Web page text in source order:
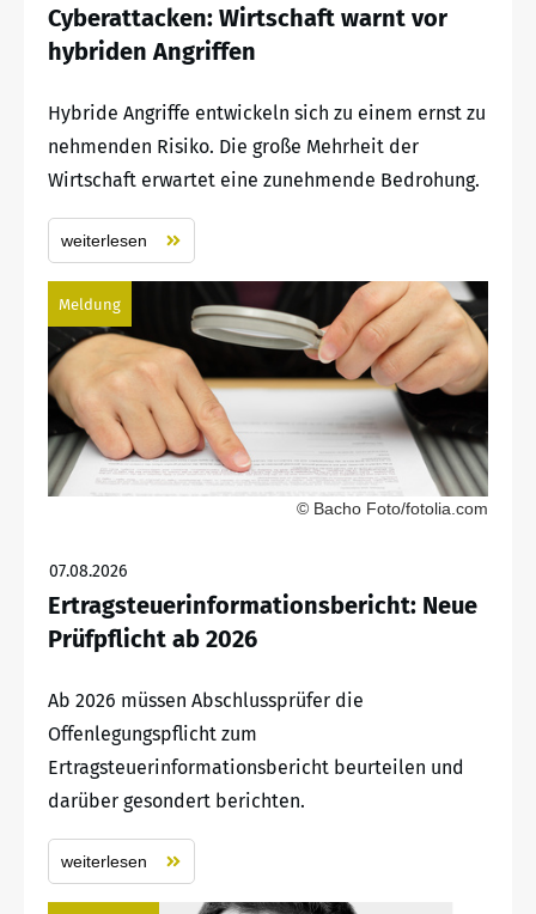
Cyberattacken: Wirtschaft warnt vor
hybriden Angriffen
Hybride Angriffe entwickeln sich zu einem ernst zu
nehmenden Risiko. Die große Mehrheit der
Wirtschaft erwartet eine zunehmende Bedrohung.
weiterlesen
Meldung
© Bacho Foto/fotolia.com
07.08.2026
Ertragsteuerinformationsbericht: Neue
Prüfpflicht ab 2026
Ab 2026 müssen Abschlussprüfer die
Offenlegungspflicht zum
Ertragsteuerinformationsbericht beurteilen und
darüber gesondert berichten.
weiterlesen